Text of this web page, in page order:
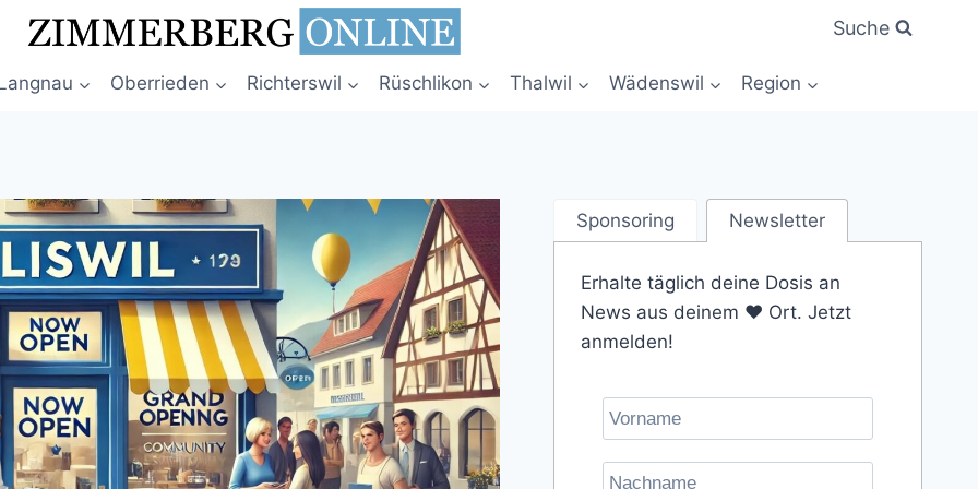
Suche
Oberrieden Richterswil Rüschlikon Thalwil Wädenswil Region
Sponsoring Newsletter
Erhalte täglich deine Dosis an
News aus deinem ❤️ Ort. Jetzt
anmelden!